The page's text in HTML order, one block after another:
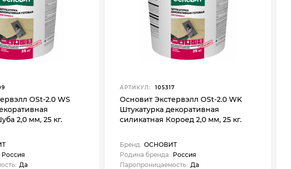
OSt-2.0 WS
2,0 мм, 25 кг.
Россия
Да
АРТИКУЛ: 105317
Основит Экстервэлл OSt-2.0 WK
Штукатурка декоративная
силикатная Короед 2,0 мм, 25 кг.
Бренд: ОСНОВИТ
Родина бренда: Россия
Паропроницаемость: Да